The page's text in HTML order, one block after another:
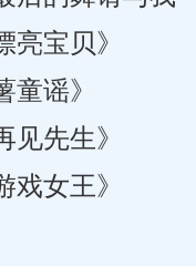
宝贝》
谣》
先生》
女王》